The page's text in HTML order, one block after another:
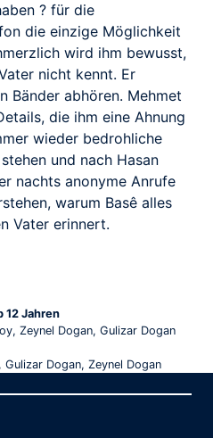
? für die
die einzige Möglichkeit
wird ihm bewusst,
nicht kennt. Er
Bänder abhören. Mehmet
die ihm eine Ahnung
wieder bedrohliche
und nach Hasan
nachts anonyme Anrufe
warum Basê alles
Vater erinnert.
12 Jahren
Zeynel Dogan, Gulizar Dogan
Gulizar Dogan, Zeynel Dogan